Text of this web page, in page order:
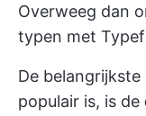
Overweeg dan
typen met
De
populair is, is de